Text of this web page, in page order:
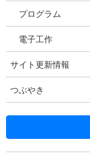
プログラム
電子工作
サイト更新情報
つぶやき